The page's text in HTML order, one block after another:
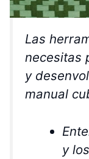
Las
necesitas
y
manual
y